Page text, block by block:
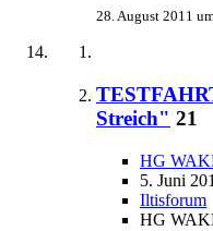
28. August 2011
Streich" 21
HG
5. Juni
Iltisforum
HG